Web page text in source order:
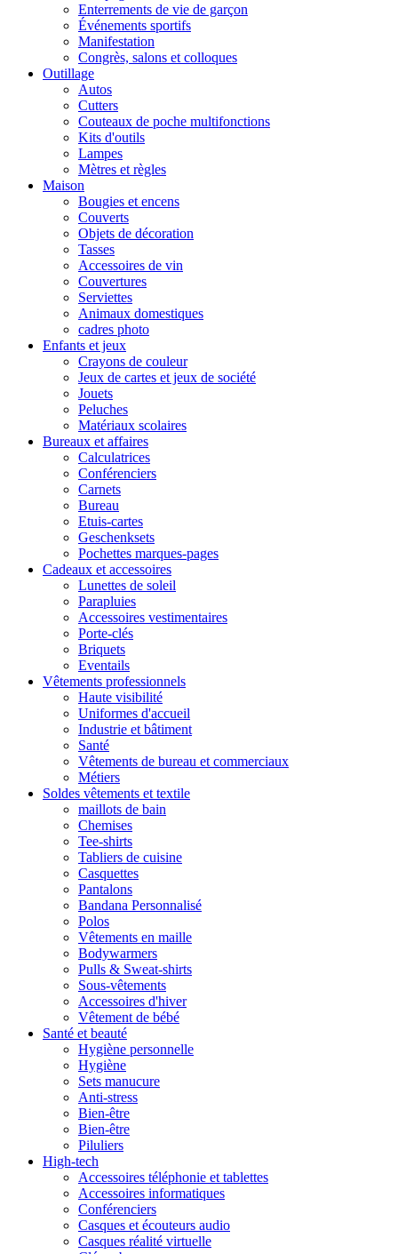
Enterrements de vie de garçon
Événements sportifs
Manifestation
Congrès, salons et colloques
Outillage
Autos
Cutters
Couteaux de poche multifonctions
Kits d'outils
Lampes
Mètres et règles
Maison
Bougies et encens
Couverts
Objets de décoration
Tasses
Accessoires de vin
Couvertures
Serviettes
Animaux domestiques
cadres photo
Enfants et jeux
Crayons de couleur
Jeux de cartes et jeux de société
Jouets
Peluches
Matériaux scolaires
Bureaux et affaires
Calculatrices
Conférenciers
Carnets
Bureau
Etuis-cartes
Geschenksets
Pochettes marques-pages
Cadeaux et accessoires
Lunettes de soleil
Parapluies
Accessoires vestimentaires
Porte-clés
Briquets
Eventails
Vêtements professionnels
Haute visibilité
Uniformes d'accueil
Industrie et bâtiment
Santé
Vêtements de bureau et commerciaux
Métiers
Soldes vêtements et textile
maillots de bain
Chemises
Tee-shirts
Tabliers de cuisine
Casquettes
Pantalons
Bandana Personnalisé
Polos
Vêtements en maille
Bodywarmers
Pulls & Sweat-shirts
Sous-vêtements
Accessoires d'hiver
Vêtement de bébé
Santé et beauté
Hygiène personnelle
Hygiène
Sets manucure
Anti-stress
Bien-être
Bien-être
Piluliers
High-tech
Accessoires téléphonie et tablettes
Accessoires informatiques
Conférenciers
Casques et écouteurs audio
Casques réalité virtuelle